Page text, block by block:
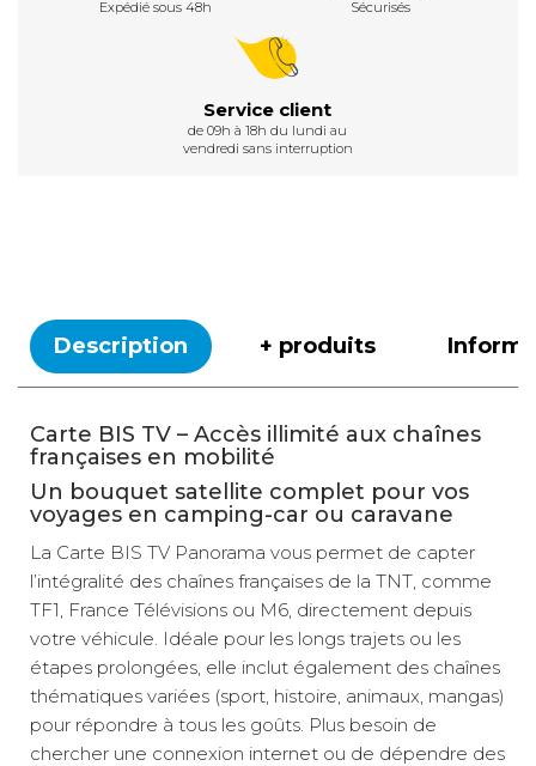
Expédié sous 48h Sécurisés
Service client
de 09h à 18h du lundi au
vendredi sans interruption
Description + produits
Carte BIS TV – Accès illimité aux chaînes
françaises en mobilité
Un bouquet satellite complet pour vos
voyages en camping-car ou caravane
La Carte BIS TV Panorama vous permet de capter
l’intégralité des chaînes françaises de la TNT, comme
TF1, France Télévisions ou M6, directement depuis
votre véhicule. Idéale pour les longs trajets ou les
étapes prolongées, elle inclut également des chaînes
thématiques variées (sport, histoire, animaux, mangas)
pour répondre à tous les goûts. Plus besoin de
chercher une connexion internet ou de dépendre des